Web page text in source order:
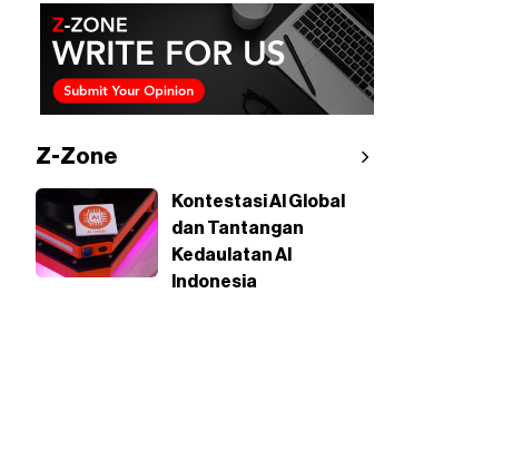
Z-Zone
Kontestasi AI Global
dan Tantangan
Kedaulatan AI
Indonesia